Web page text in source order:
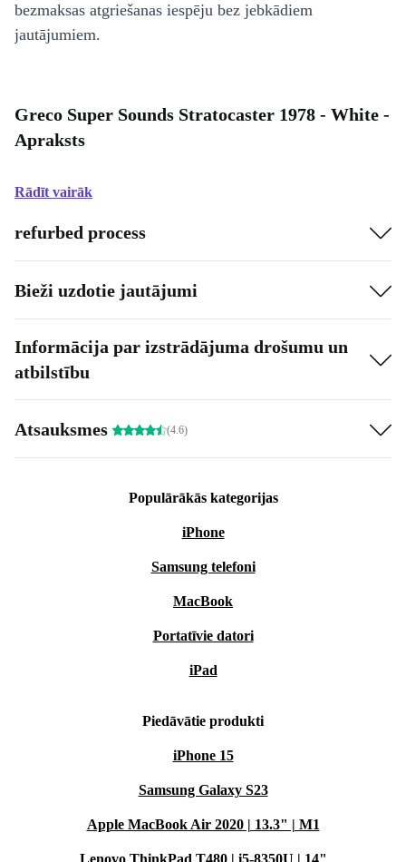
bezmaksas atgriešanas iespēju bez jebkādiem
jautājumiem.
Greco Super Sounds Stratocaster 1978 - White -
Apraksts
Rādīt vairāk
refurbed process
Bieži uzdotie jautājumi
Informācija par izstrādājuma drošumu un
atbilstību
Atsauksmes (4.6)
Populārākās kategorijas
iPhone
Samsung telefoni
MacBook
Portatīvie datori
iPad
Piedāvātie produkti
iPhone 15
Samsung Galaxy S23
Apple MacBook Air 2020 | 13.3" | M1
Lenovo ThinkPad T480 | i5-8350U | 14"